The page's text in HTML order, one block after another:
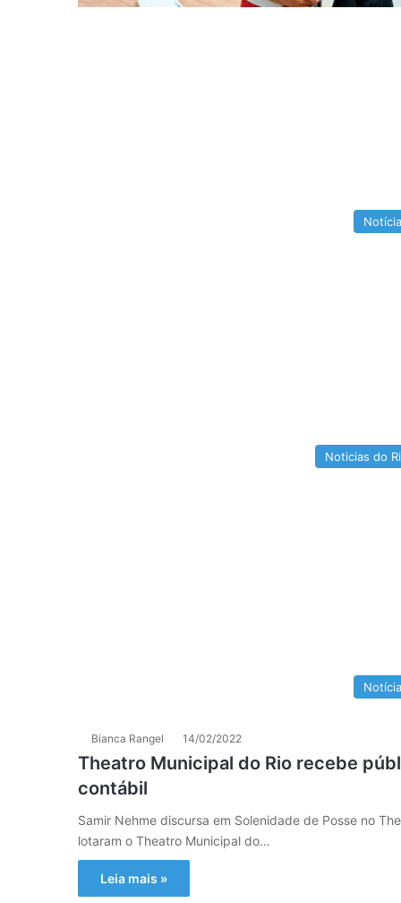
Noticias do
Bianca Rangel 14/02/2022
Theatro Municipal do Rio recebe
contábil
Samir Nehme discursa em Solenidade de Posse no
lotaram o Theatro Municipal do…
Leia mais »